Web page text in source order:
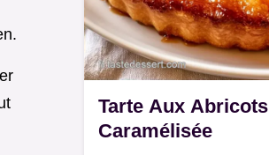
Tarte Aux Abricots
Caramélisée